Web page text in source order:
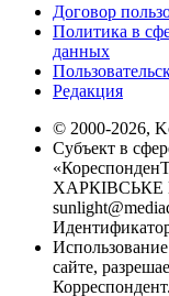
Договор
Политика в
данных
Редакция
© 2000-2026,
Субъект в
ХАРКІВСЬКЕ
сайте,